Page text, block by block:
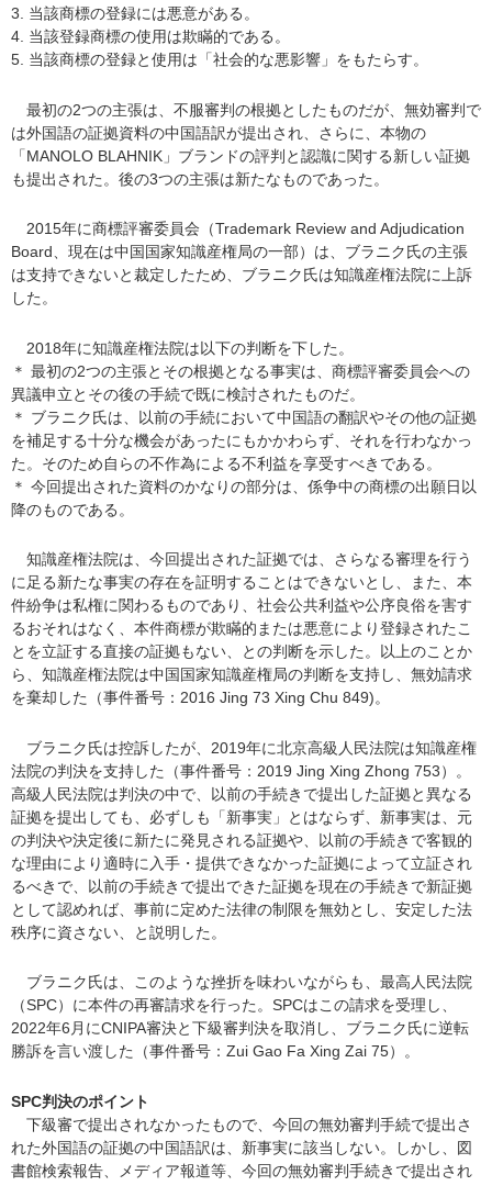
3. 当該商標の登録には悪意がある。
4. 当該登録商標の使用は欺瞞的である。
5. 当該商標の登録と使用は「社会的な悪影響」をもたらす。
最初の2つの主張は、不服審判の根拠としたものだが、無効審判で
は外国語の証拠資料の中国語訳が提出され、さらに、本物の
「MANOLO BLAHNIK」ブランドの評判と認識に関する新しい証拠
も提出された。後の3つの主張は新たなものであった。
2015年に商標評審委員会（Trademark Review and Adjudication
Board、現在は中国国家知識産権局の一部）は、ブラニク氏の主張
は支持できないと裁定したため、ブラニク氏は知識産権法院に上訴
した。
2018年に知識産権法院は以下の判断を下した。
＊ 最初の2つの主張とその根拠となる事実は、商標評審委員会への
異議申立とその後の手続で既に検討されたものだ。
＊ ブラニク氏は、以前の手続において中国語の翻訳やその他の証拠
を補足する十分な機会があったにもかかわらず、それを行わなかっ
た。そのため自らの不作為による不利益を享受すべきである。
＊ 今回提出された資料のかなりの部分は、係争中の商標の出願日以
降のものである。
知識産権法院は、今回提出された証拠では、さらなる審理を行う
に足る新たな事実の存在を証明することはできないとし、また、本
件紛争は私権に関わるものであり、社会公共利益や公序良俗を害す
るおそれはなく、本件商標が欺瞞的または悪意により登録されたこ
とを立証する直接の証拠もない、との判断を示した。以上のことか
ら、知識産権法院は中国国家知識産権局の判断を支持し、無効請求
を棄却した（事件番号：2016 Jing 73 Xing Chu 849)。
ブラニク氏は控訴したが、2019年に北京高級人民法院は知識産権
法院の判決を支持した（事件番号：2019 Jing Xing Zhong 753）。
高級人民法院は判決の中で、以前の手続きで提出した証拠と異なる
証拠を提出しても、必ずしも「新事実」とはならず、新事実は、元
の判決や決定後に新たに発見される証拠や、以前の手続きで客観的
な理由により適時に入手・提供できなかった証拠によって立証され
るべきで、以前の手続きで提出できた証拠を現在の手続きで新証拠
として認めれば、事前に定めた法律の制限を無効とし、安定した法
秩序に資さない、と説明した。
ブラニク氏は、このような挫折を味わいながらも、最高人民法院
（SPC）に本件の再審請求を行った。SPCはこの請求を受理し、
2022年6月にCNIPA審決と下級審判決を取消し、ブラニク氏に逆転
勝訴を言い渡した（事件番号：Zui Gao Fa Xing Zai 75）。
SPC判決のポイント
下級審で提出されなかったもので、今回の無効審判手続で提出さ
れた外国語の証拠の中国語訳は、新事実に該当しない。しかし、図
書館検索報告、メディア報道等、今回の無効審判手続きで提出され